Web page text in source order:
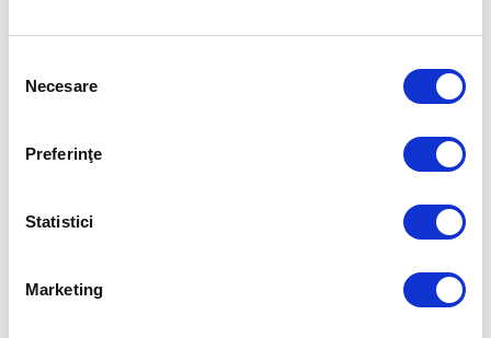
consimțământului
Necesare
Preferinţe
Statistici
Marketing